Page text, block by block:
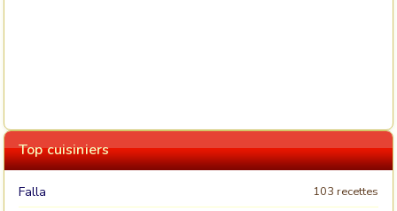
Top cuisiniers
Falla 103 recettes